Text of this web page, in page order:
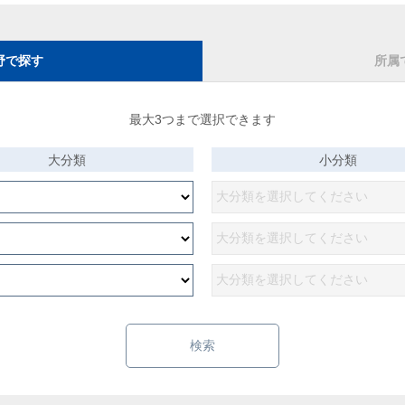
で探す 所属
最大3つまで選択できます
大分類 小分類
検索